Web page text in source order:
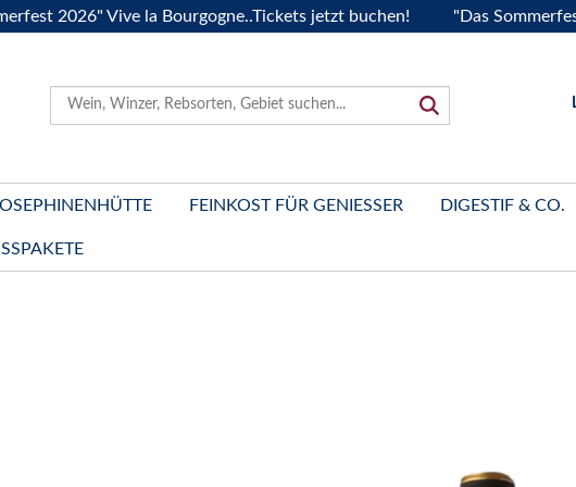
2026" Vive la Bourgogne..Tickets jetzt buchen! "Das Sommerfest
FEINKOST FÜR GENIESSER DIGESTIF & CO.